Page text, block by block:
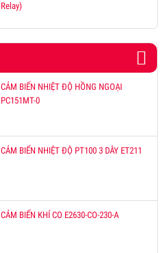
Relay)
CẢM BIẾN NHIỆT ĐỘ HỒNG NGOẠI
PC151MT-0
CẢM BIẾN NHIỆT ĐỘ PT100 3 DÂY ET211
CẢM BIẾN KHÍ CO E2630-CO-230-A